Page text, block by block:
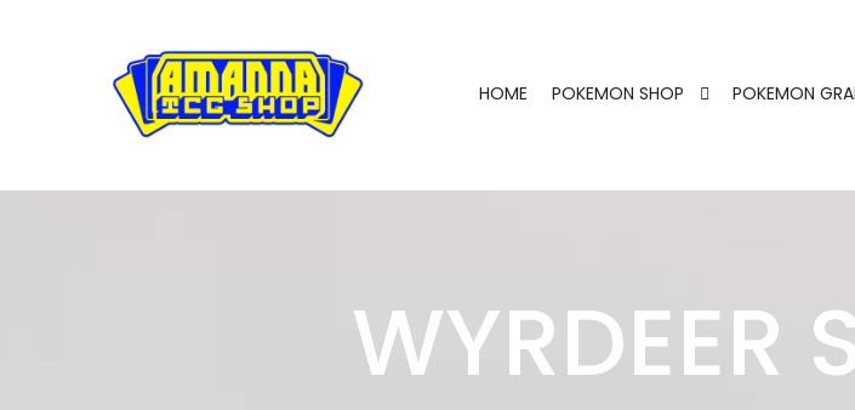
HOME POKEMON SHOP POKEMON
WYRDEER